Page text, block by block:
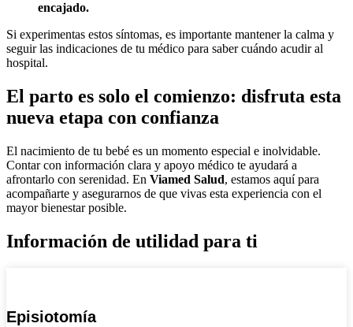
encajado.
Si experimentas estos síntomas, es importante mantener la calma y
seguir las indicaciones de tu médico para saber cuándo acudir al
hospital.
El parto es solo el comienzo: disfruta esta
nueva etapa con confianza
El nacimiento de tu bebé es un momento especial e inolvidable.
Contar con información clara y apoyo médico te ayudará a
afrontarlo con serenidad. En Viamed Salud, estamos aquí para
acompañarte y asegurarnos de que vivas esta experiencia con el
mayor bienestar posible.
Información de utilidad para ti
Episiotomía